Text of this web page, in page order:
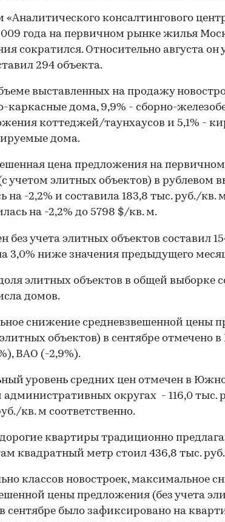
консалтингового
года на первичном рынке жилья
сократился. Относительно августа он
294 объекта.
выставленных на продажу
каркасные дома, 9,9% - сборно-
коттеджей/таунхаусов и 5,1% -
дома.
цена предложения на
учетом элитных объектов) в рублевом
на -2,2% и составила 183,8 тыс. руб./кв.
на -2,2% до 5798 $/кв. м.
00:00 / 00:00
без учета элитных объектов составил
3,0% ниже значения предыдущего
элитных объектов в общей выборке
домов.
снижение средневзвешенной цены
элитных объектов) в сентябре отмечено
ВАО (-2,9%).
уровень средних цен отмечен в
административных округах - 116,0 тыс.
кв. м соответственно.
квартиры традиционно
квадратный метр стоил 436,8 тыс.
классов новостроек, максимальное
цены предложения (без учета
сентябре было зафиксировано на